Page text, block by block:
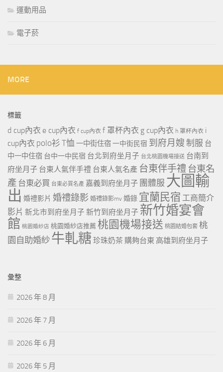
運動用品
電子菸
MORE
標籤
d cup內衣 e cup內衣 f cup內衣 f 罩杯內衣 g cup內衣 h 罩杯內衣 i
cup內衣 polo衫 T恤 一中街住宿一中街民宿 到府月嫂 制服 台
中一中住宿 台中一中民宿 台北到府坐月子 台北桃園機場接送 台南到
府坐月子 台東人氣伴手禮 台東人氣名產 台東伴手禮 台東名
產 台東必買 台東必買名產 嘉義到府坐月子 團體服 大圖輸
出 婚禮影片 婚禮錄影 婚禮錄影mv 婚錄 宜蘭民宿 工商簡介
影片 新北市到府坐月子 新竹到府坐月子 新竹婚宴會
館 桃園婚紗店 桃園婚紗店推薦 桃園機場接送 桃園結婚包套 桃
園自助婚紗 牛軋糖 珍珠奶茶 購夠台東 高雄到府坐月子
彙整
2026 年 8 月
2026 年 7 月
2026 年 6 月
2026 年 5 月